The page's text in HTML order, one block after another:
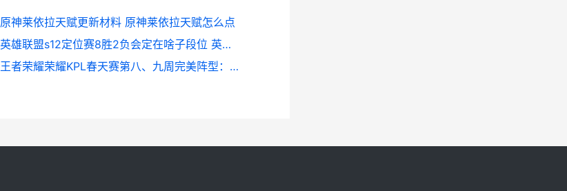
原神莱依拉天赋更新材料 原神莱依拉天赋怎么点
英雄联盟s12定位赛8胜2负会定在啥子段位 英雄联盟定位赛机制s10
王者荣耀荣耀KPL春天赛第八、九周完美阵型：武汉ES四人上榜 王者荣耀荣耀称号